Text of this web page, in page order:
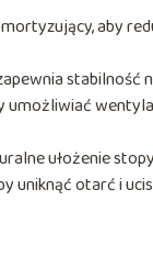
aby
stabilność
umożliwiać
ułożenie
uniknąć otarć i